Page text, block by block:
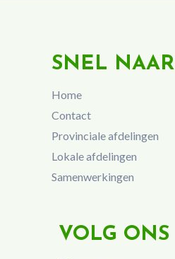
SNEL NAAR
Home
Contact
Provinciale afdelingen
Lokale afdelingen
Samenwerkingen
VOLG ONS